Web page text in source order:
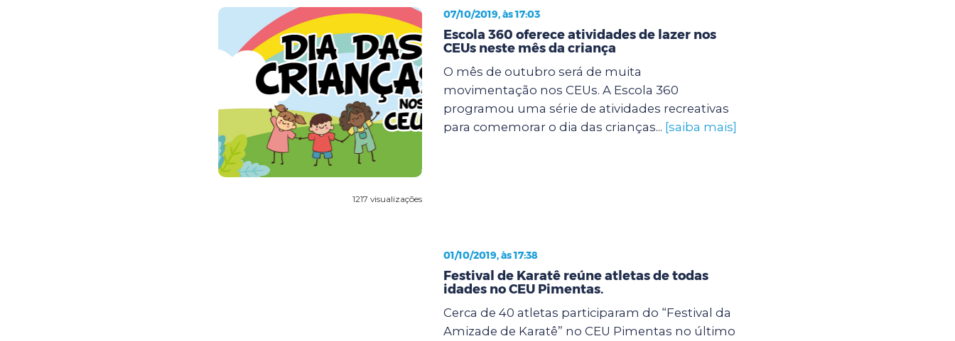
1217 visualizações
07/10/2019, às 17:03
Escola 360 oferece atividades de lazer nos
CEUs neste mês da criança
O mês de outubro será de muita
movimentação nos CEUs. A Escola 360
programou uma série de atividades recreativas
para comemorar o dia das crianças... [saiba mais]
01/10/2019, às 17:38
Festival de Karatê reúne atletas de todas
idades no CEU Pimentas.
Cerca de 40 atletas participaram do “Festival da
Amizade de Karatê” no CEU Pimentas no último